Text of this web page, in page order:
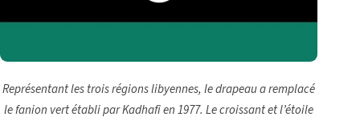
Représentant les trois régions libyennes, le drapeau a remplacé
le fanion vert établi par Kadhafi en 1977. Le croissant et l’étoile